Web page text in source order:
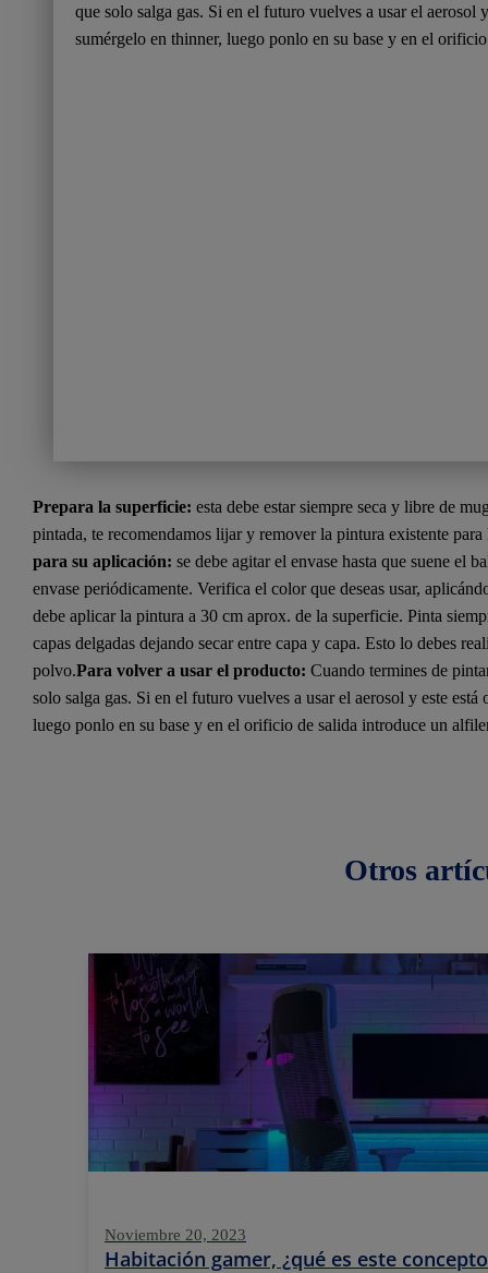
que solo salga gas. Si en el futuro vuelves a usar el aerosol
sumérgelo en thinner, luego ponlo en su base y en el
Prepara la superficie: esta debe estar siempre seca y libre de
pintada, te recomendamos lijar y remover la pintura existente
para su aplicación: se debe agitar el envase hasta que suene el
envase periódicamente. Verifica el color que deseas usar,
debe aplicar la pintura a 30 cm aprox. de la superficie. Pinta
capas delgadas dejando secar entre capa y capa. Esto lo debes
polvo.Para volver a usar el producto: Cuando termines de
solo salga gas. Si en el futuro vuelves a usar el aerosol y este
luego ponlo en su base y en el orificio de salida introduce un
Otros
Noviembre 20, 2023
Habitación gamer, ¿qué es este